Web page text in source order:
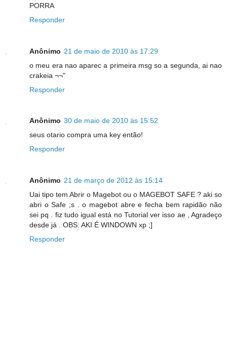
PORRA
Responder
Anônimo 21 de maio de 2010 às 17:29
o meu era nao aparec a primeira msg so a segunda, ai nao
crakeia ¬¬"
Responder
Anônimo 30 de maio de 2010 às 15:52
seus otario compra uma key então!
Responder
Anônimo 21 de março de 2012 às 15:14
Uai tipo tem Abrir o Magebot ou o MAGEBOT SAFE ? aki so
abri o Safe ;s . o magebot abre e fecha bem rapidão não
sei pq . fiz tudo igual está no Tutorial ver isso ae , Agradeço
desde já . OBS: AKI É WINDOWN xp ;]
Responder